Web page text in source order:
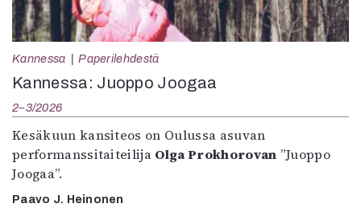
Kannessa Paperilehdestä
Kannessa: Juoppo Joogaa
2–3/2026
Kesäkuun kansiteos on Oulussa asuvan
performanssitaiteilija Olga Prokhorovan ”Juoppo
Joogaa”.
Paavo J. Heinonen